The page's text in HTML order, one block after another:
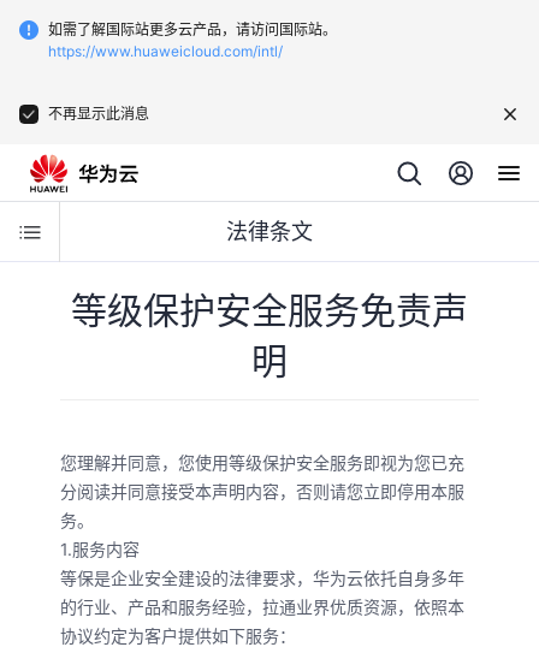
如需了解国际站更多云产品，请访问国际站。
https://www.huaweicloud.com/intl/
不再显示此消息
法律条文
等级保护安全服务免责声
明
您理解并同意，您使用等级保护安全服务即视为您已充
分阅读并同意接受本声明内容，否则请您立即停用本服
务。
1.服务内容
等保是企业安全建设的法律要求，华为云依托自身多年
的行业、产品和服务经验，拉通业界优质资源，依照本
协议约定为客户提供如下服务：